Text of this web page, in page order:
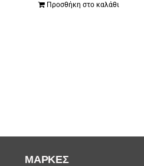
Προσθήκη στο καλάθι
ΜΆΡΚΕΣ